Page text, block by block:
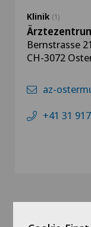
Klinik (1)
Bernstrasse 21
CH-3072
az-
+41 31